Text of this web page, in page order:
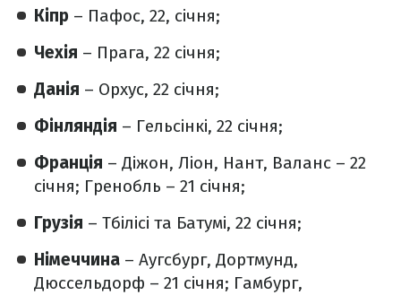
Кіпр – Пафос, 22, січня;
Чехія – Прага, 22 січня;
Данія – Орхус, 22 січня;
Фінляндія – Гельсінкі, 22 січня;
Франція – Діжон, Ліон, Нант, Валанс – 22
січня; Гренобль – 21 січня;
Грузія – Тбілісі та Батумі, 22 січня;
Німеччина – Аугсбург, Дортмунд,
Дюссельдорф – 21 січня; Гамбург,